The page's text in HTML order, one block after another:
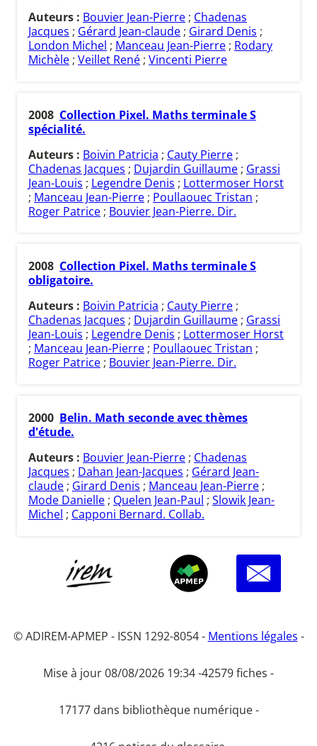
Auteurs : Bouvier Jean-Pierre ; Chadenas
Jacques ; Gérard Jean-claude ; Girard Denis ;
London Michel ; Manceau Jean-Pierre ; Rodary
Michèle ; Veillet René ; Vincenti Pierre
2008 Collection Pixel. Maths terminale S
spécialité.
Auteurs : Boivin Patricia ; Cauty Pierre ;
Chadenas Jacques ; Dujardin Guillaume ; Grassi
Jean-Louis ; Legendre Denis ; Lottermoser Horst
; Manceau Jean-Pierre ; Poullaouec Tristan ;
Roger Patrice ; Bouvier Jean-Pierre. Dir.
2008 Collection Pixel. Maths terminale S
obligatoire.
Auteurs : Boivin Patricia ; Cauty Pierre ;
Chadenas Jacques ; Dujardin Guillaume ; Grassi
Jean-Louis ; Legendre Denis ; Lottermoser Horst
; Manceau Jean-Pierre ; Poullaouec Tristan ;
Roger Patrice ; Bouvier Jean-Pierre. Dir.
2000 Belin. Math seconde avec thèmes
d'étude.
Auteurs : Bouvier Jean-Pierre ; Chadenas
Jacques ; Dahan Jean-Jacques ; Gérard Jean-
claude ; Girard Denis ; Manceau Jean-Pierre ;
Mode Danielle ; Quelen Jean-Paul ; Slowik Jean-
Michel ; Capponi Bernard. Collab.
© ADIREM-APMEP - ISSN 1292-8054 - Mentions légales -
Mise à jour 08/08/2026 19:34 -42579 fiches -
17177 dans bibliothèque numérique -